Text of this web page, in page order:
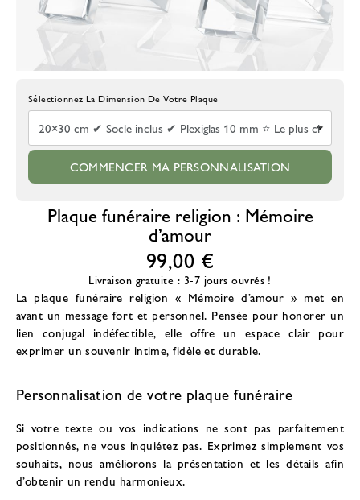
Choisissez La Taille De La Plaque
COMMENCER MA PERSONNALISATION
Plaque funéraire religion : Mémoire
d’amour
99,00 €
Livraison gratuite : 3-7 jours ouvrés !
La plaque funéraire religion « Mémoire d’amour » met en
avant un message fort et personnel. Pensée pour honorer un
lien conjugal indéfectible, elle offre un espace clair pour
exprimer un souvenir intime, fidèle et durable.
Personnalisation de votre plaque funéraire
Si votre texte ou vos indications ne sont pas parfaitement
positionnés, ne vous inquiétez pas. Exprimez simplement vos
souhaits, nous améliorons la présentation et les détails afin
d’obtenir un rendu harmonieux.